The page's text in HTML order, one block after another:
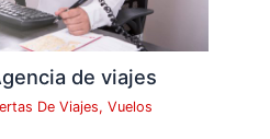
de viajes
De Viajes,Vuelos